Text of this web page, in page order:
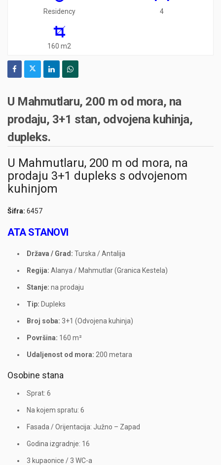
Residency 4
160 m2
U Mahmutlaru, 200 m od mora, na
prodaju, 3+1 stan, odvojena kuhinja,
dupleks.
U Mahmutlaru, 200 m od mora, na
prodaju 3+1 dupleks s odvojenom
kuhinjom
Šifra: 6457
ATA STANOVI
Država / Grad: Turska / Antalija
Regija: Alanya / Mahmutlar (Granica Kestela)
Stanje: na prodaju
Tip: Dupleks
Broj soba: 3+1 (Odvojena kuhinja)
Površina: 160 m²
Udaljenost od mora: 200 metara
Osobine stana
Sprat: 6
Na kojem spratu: 6
Fasada / Orijentacija: Južno – Zapad
Godina izgradnje: 16
3 kupaonice / 3 WC-a